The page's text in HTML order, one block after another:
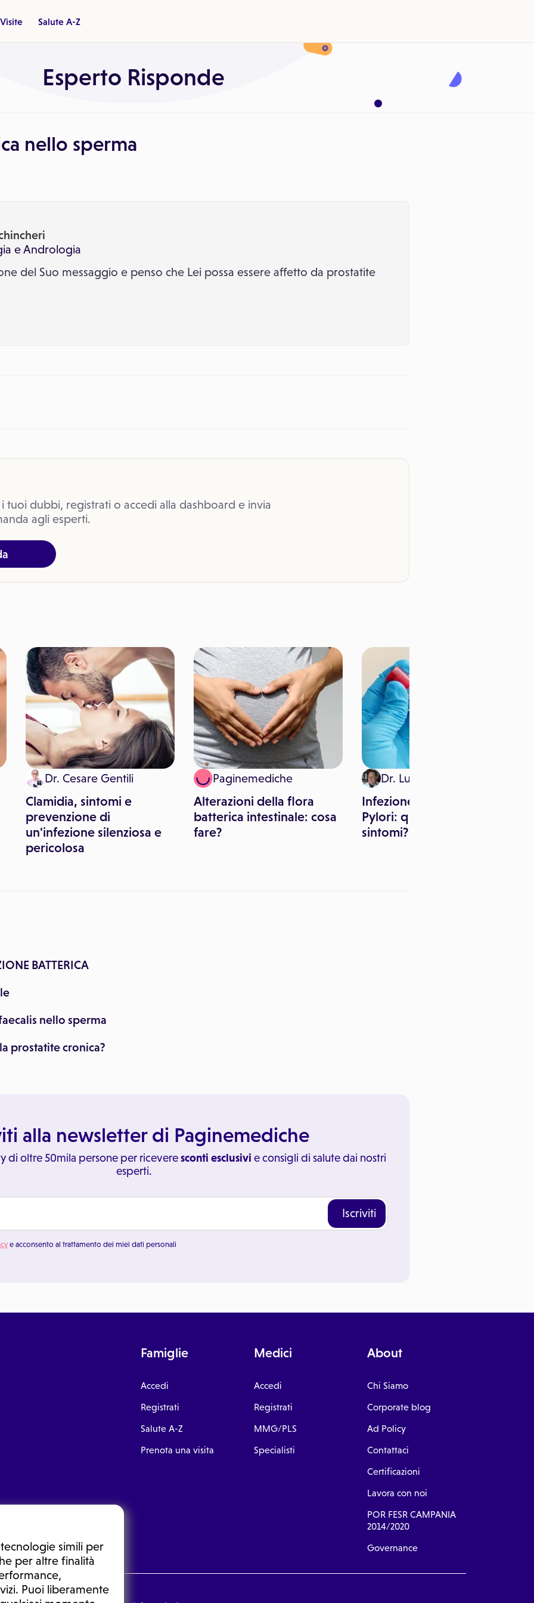
simili per
per altre finalità
Puoi liberamente
Visite Salute A-Z
Esperto Risponde
nello sperma
eAndrologia
del Suo messaggio e penso che Lei possa essere affetto da prostatite
tuoi dubbi, registrati o accedi alla dashboard e invia
agli esperti.
Dr. Cesare Gentili
Clamidia, sintomi e
prevenzione di
un'infezione silenziosa e
pericolosa
Paginemediche
Alterazioni della flora
batterica intestinale: cosa
fare?
Dr. Luano Fattorini
Infezione da Helicobacter
Pylori: quali sono i
sintomi?
BATTERICA
nello sperma
prostatite cronica?
alla newsletter di Paginemediche
di oltre 50mila persone per riceveresconti esclusivi e consigli di salute dai nostri
esperti.
Iscriviti
e acconsento al trattamento dei miei dati personali
Famiglie
Accedi
Registrati
Salute A-Z
Prenota una visita
Medici
Accedi
Registrati
MMG/PLS
Specialisti
About
Chi Siamo
Corporate blog
Ad Policy
Contattaci
Certificazioni
Lavora con noi
POR FESR CAMPANIA
2014/2020
Governance